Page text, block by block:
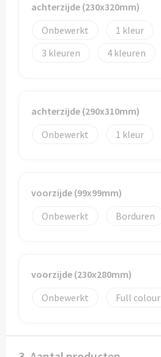
Drinkflessen
Thermosflessen
Muntjes
Stormparaplu's
Opvouwbare paraplu's
achterzijde (230x320mm)
Onbewerkt
1
3
4
achterzijde (290x310mm)
Onbewerkt
1
voorzijde (99x99mm)
Onbewerkt
Borduren
voorzijde (230x280mm)
Onbewerkt
Full colour